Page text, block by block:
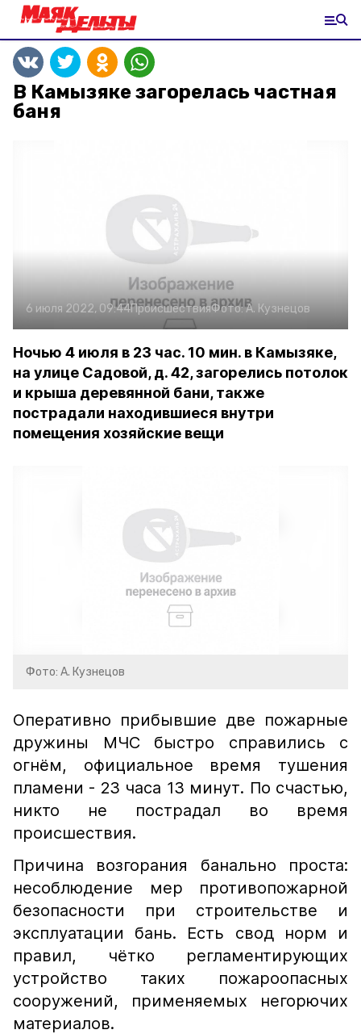
В Камызяке загорелась частная
баня
6 июля 2022, 09:44ПроисшествияФото:А. Кузнецов
Ночью 4 июля в 23 час. 10 мин. в Камызяке,
на улице Садовой, д. 42, загорелись потолок
и крыша деревянной бани, также
пострадали находившиеся внутри
помещения хозяйские вещи
Фото: А. Кузнецов
Оперативно прибывшие две пожарные
дружины МЧС быстро справились с
огнём, официальное время тушения
пламени - 23 часа 13 минут. По счастью,
никто не пострадал во время
происшествия.
Причина возгорания банально проста:
несоблюдение мер противопожарной
безопасности при строительстве и
эксплуатации бань. Есть свод норм и
правил, чётко регламентирующих
устройство таких пожароопасных
сооружений, применяемых негорючих
материалов.